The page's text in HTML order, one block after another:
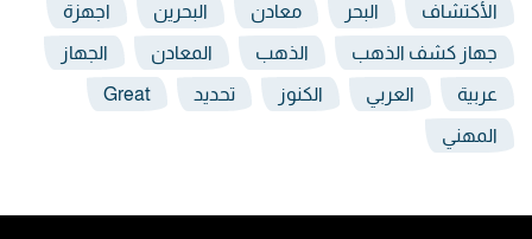
الأكتشاف البحر معادن البحرين اجهزة
جهاز كشف الذهب الذهب المعادن الجهاز
عربية العربي الكنوز تحديد Great
المهني